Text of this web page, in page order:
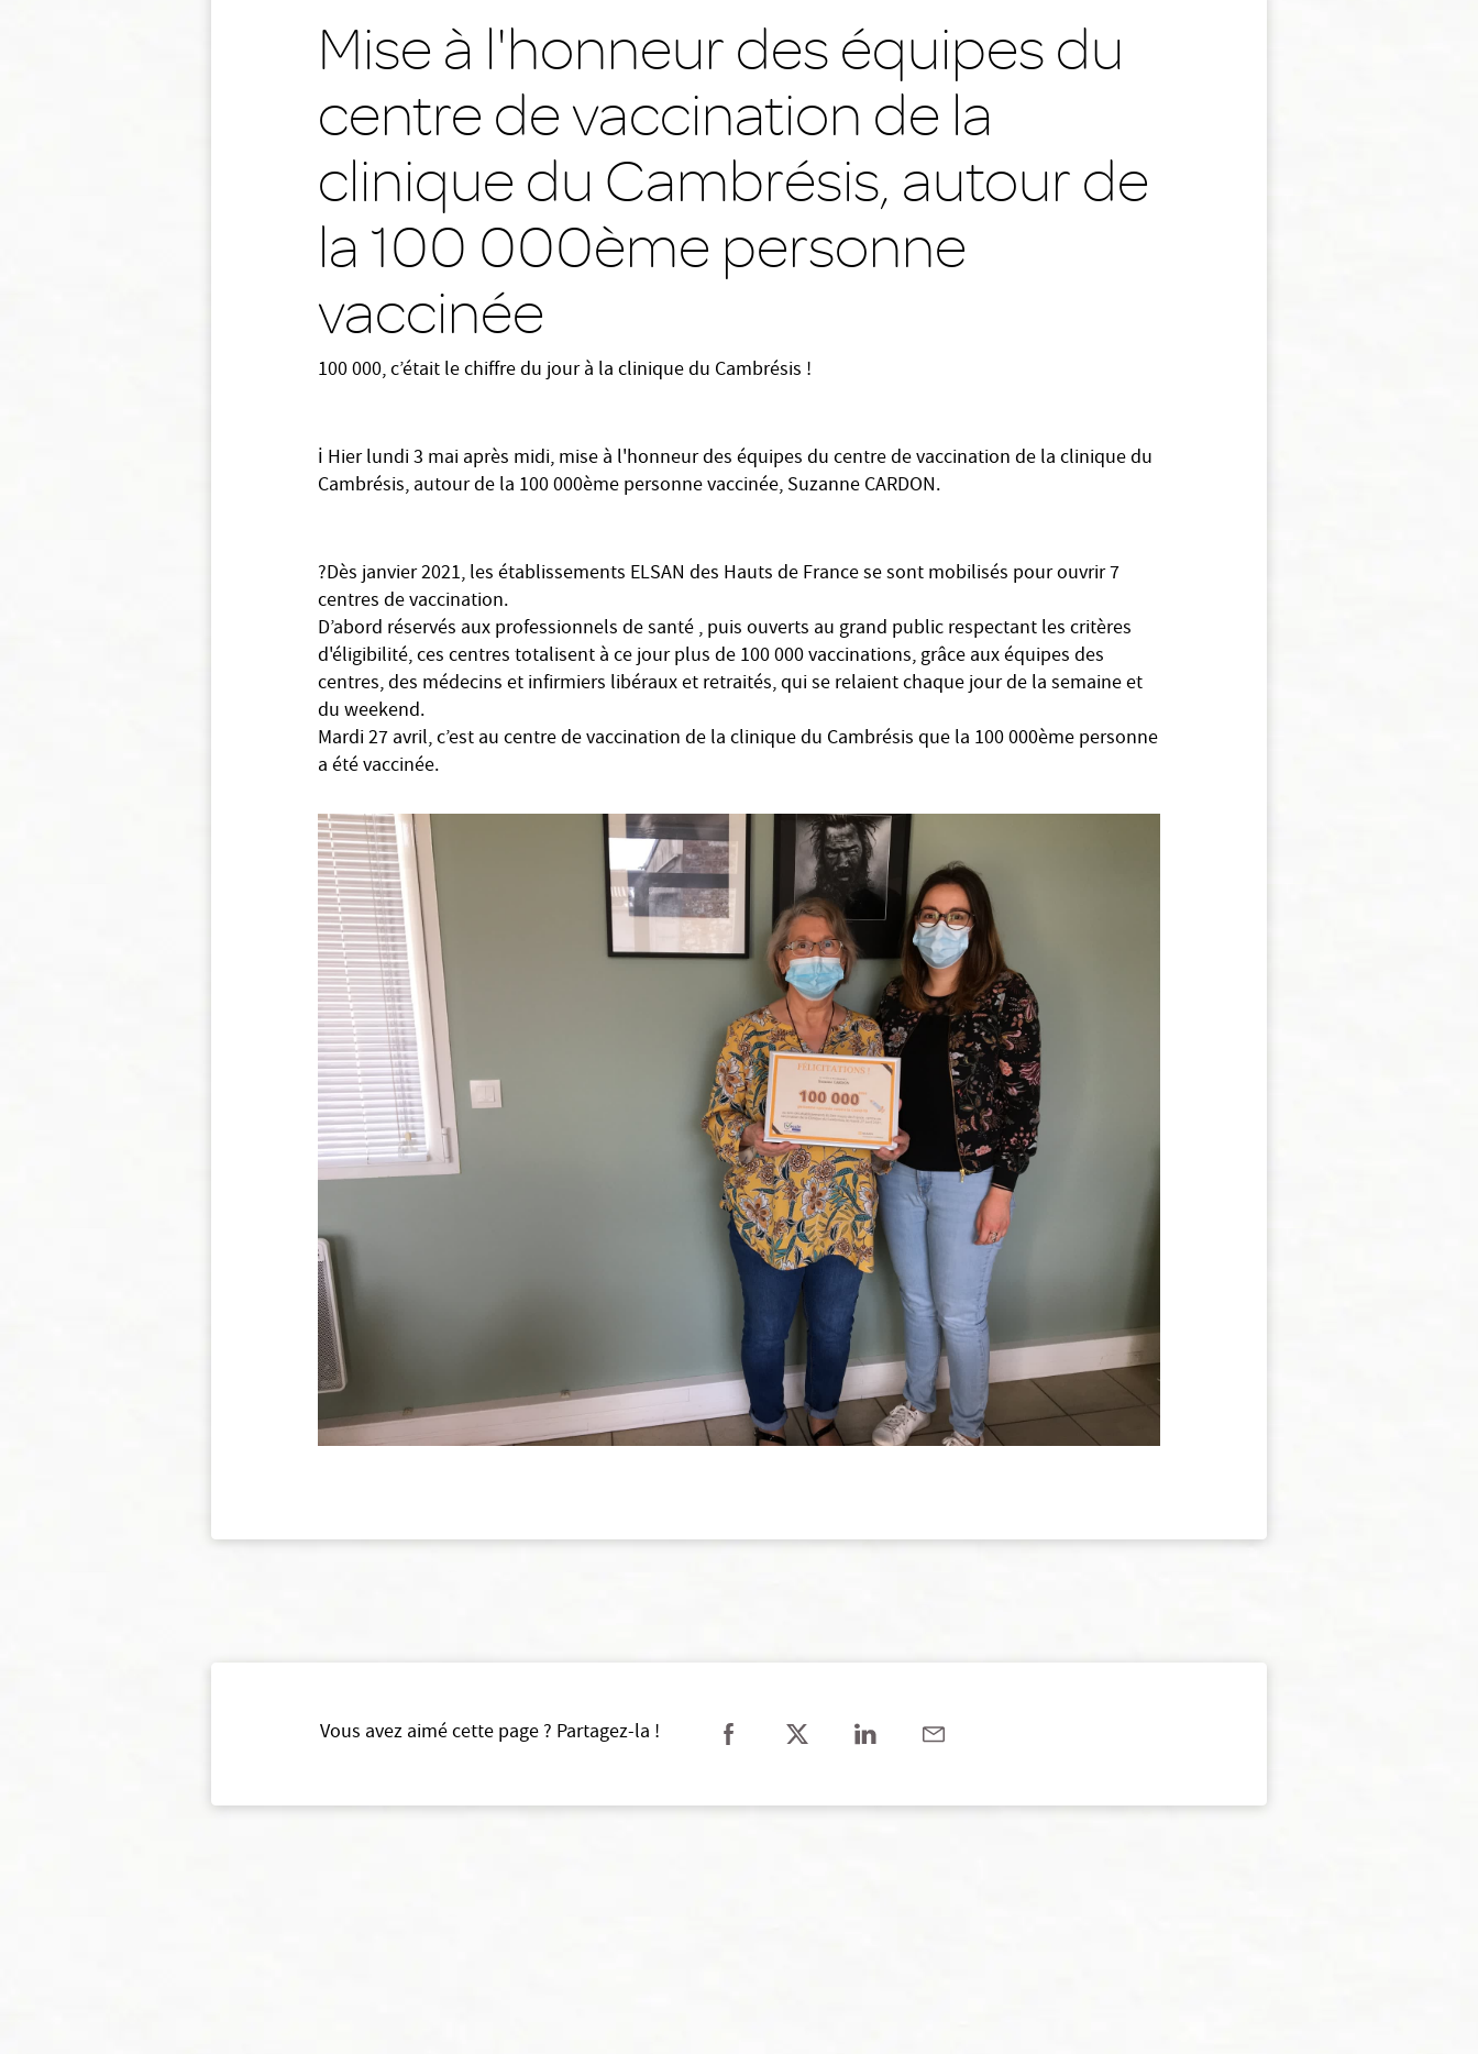
Mise à l'honneur des équipes du
centre de vaccination de la
clinique du Cambrésis, autour de
la 100 000ème personne
vaccinée
100 000, c’était le chiffre du jour à la clinique du Cambrésis !
ℹ Hier lundi 3 mai après midi, mise à l'honneur des équipes du centre de vaccination de la clinique du
Cambrésis, autour de la 100 000ème personne vaccinée, Suzanne CARDON.
?Dès janvier 2021, les établissements ELSAN des Hauts de France se sont mobilisés pour ouvrir 7
centres de vaccination.
D’abord réservés aux professionnels de santé , puis ouverts au grand public respectant les critères
d'éligibilité, ces centres totalisent à ce jour plus de 100 000 vaccinations, grâce aux équipes des
centres, des médecins et infirmiers libéraux et retraités, qui se relaient chaque jour de la semaine et
du weekend.
Mardi 27 avril, c’est au centre de vaccination de la clinique du Cambrésis que la 100 000ème personne
a été vaccinée.
Vous avez aimé cette page ? Partagez-la !